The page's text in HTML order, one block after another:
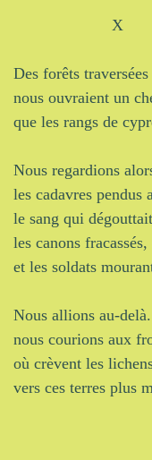
X
Des forêts
nous ouvraient un
que les rangs de
Nous regardions
les cadavres pendus
le sang qui
les canons
et les soldats
Nous allions au-
nous courions aux
où crèvent les
vers ces terres plus